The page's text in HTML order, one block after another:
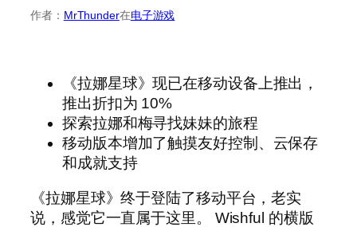
作者： MrThunder在电子游戏
《拉娜星球》现已在移动设备上推出，
推出折扣为 10%
探索拉娜和梅寻找妹妹的旅程
移动版本增加了触摸友好控制、云保存
和成就支持
《拉娜星球》终于登陆了移动平台，老实
说，感觉它一直属于这里。 Wishful 的横版